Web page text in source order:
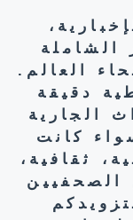
الشاملة
العالم.
دقيقة
الجارية
كانت
ثقافية،
الصحفيين